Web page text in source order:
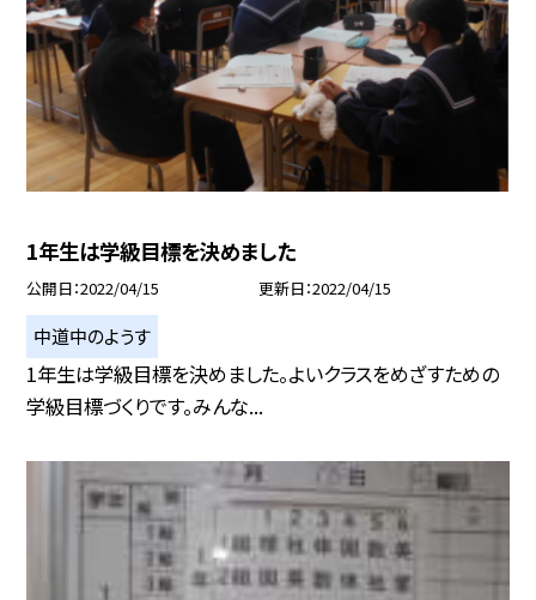
1年生は学級目標を決めました
公開日 2022/04/15 更新日 2022/04/15
中道中のようす
1年生は学級目標を決めました。よいクラスをめざすための
学級目標づくりです。みんな...